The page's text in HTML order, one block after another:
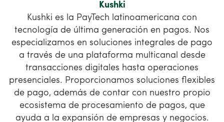
Kushki
Kushki es la PayTech latinoamericana con
tecnología de última generación en pagos. Nos
especializamos en soluciones integrales de pago
a través de una plataforma multicanal desde
transacciones digitales hasta operaciones
presenciales. Proporcionamos soluciones flexibles
de pago, además de contar con nuestro propio
ecosistema de procesamiento de pagos, que
ayuda a la expansión de empresas y negocios.